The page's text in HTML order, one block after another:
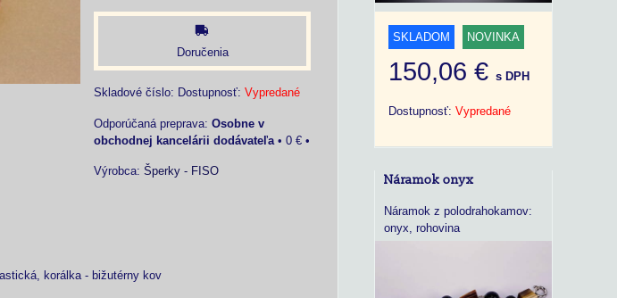
Doručenia
Skladové číslo: Dostupnosť: Vypredané
Osobne v
obchodnej kancelárii dodávateľa • 0 € •
Výrobca: Šperky - FISO
korálka - bižutérny kov
SKLADOM NOVINKA
150,06 € s DPH
Dostupnosť: Vypredané
Náramok onyx
Náramok z polodrahokamov:
onyx, rohovina